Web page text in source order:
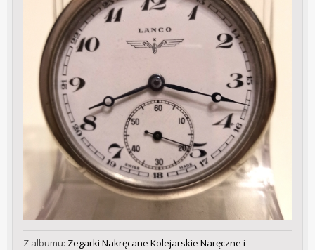
Z albumu: Zegarki Nakręcane Kolejarskie Naręczne i